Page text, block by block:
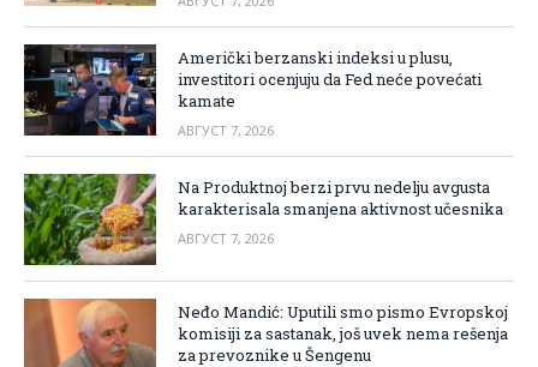
Američki berzanski indeksi u plusu,
investitori ocenjuju da Fed neće povećati
kamate
АВГУСТ 7, 2026
Na Produktnoj berzi prvu nedelju avgusta
karakterisala smanjena aktivnost učesnika
АВГУСТ 7, 2026
Neđo Mandić: Uputili smo pismo Evropskoj
komisiji za sastanak, još uvek nema rešenja
za prevoznike u Šengenu